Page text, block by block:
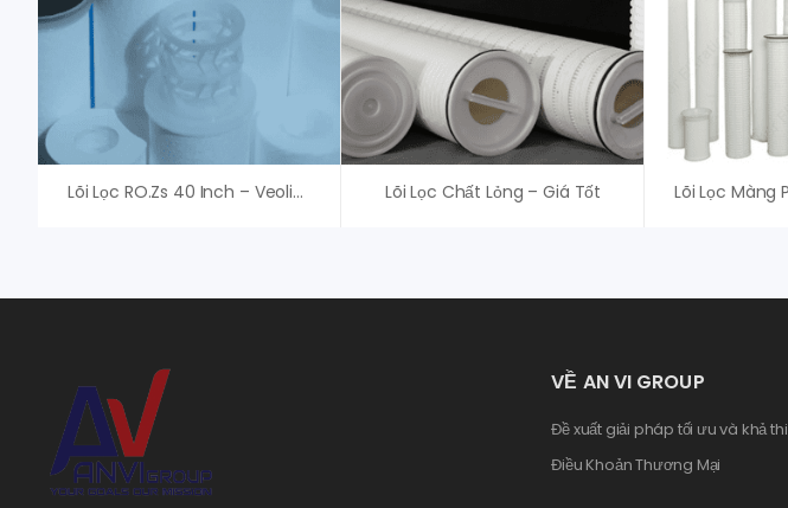
Lõi Lọc RO.Zs 40 Inch – Veolia (Suez) Lõi Lọc Chất Lỏng – Giá Tốt
VỀ AN VI GROUP
Đề xuất giải pháp tối ưu và khả thi
Điều Khoản Thương Mại